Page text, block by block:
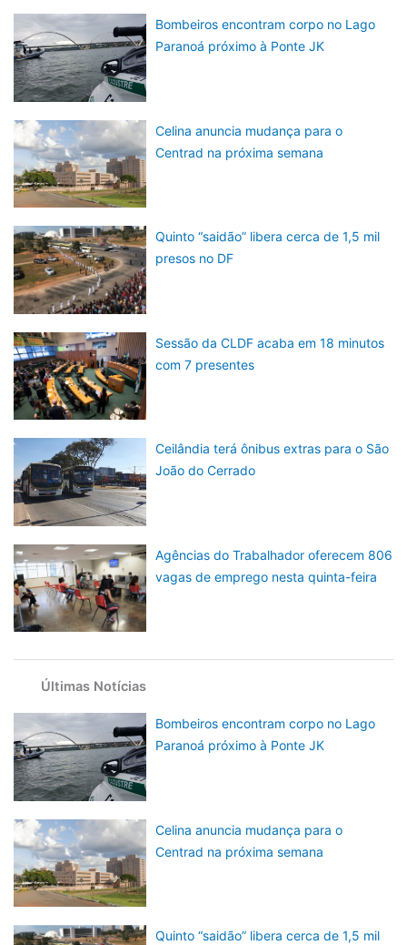
Bombeiros encontram corpo no Lago
Paranoá próximo à Ponte JK
Celina anuncia mudança para o
Centrad na próxima semana
Quinto “saidão” libera cerca de 1,5 mil
presos no DF
Sessão da CLDF acaba em 18 minutos
com 7 presentes
Ceilândia terá ônibus extras para o São
João do Cerrado
Agências do Trabalhador oferecem 806
vagas de emprego nesta quinta-feira
Últimas Notícias
Bombeiros encontram corpo no Lago
Paranoá próximo à Ponte JK
Celina anuncia mudança para o
Centrad na próxima semana
Quinto “saidão” libera cerca de 1,5 mil